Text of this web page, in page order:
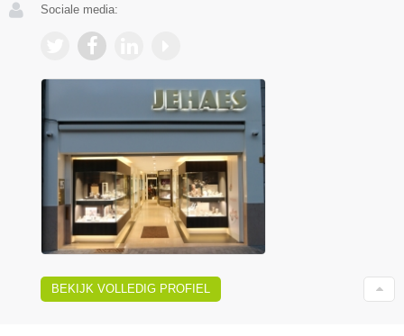
Sociale media:
BEKIJK VOLLEDIG PROFIEL